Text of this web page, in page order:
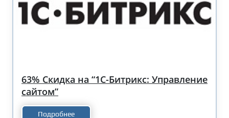
63% Скидка на “1С-Битрикс: Управление
сайтом”
Подробнее